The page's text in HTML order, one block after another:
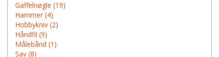
Gaffelnøgle (19)
Hammer (4)
Hobbykniv (2)
Håndfil (9)
Målebånd (1)
Sav (8)